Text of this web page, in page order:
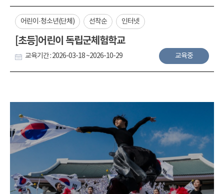
어린이·청소년(단체) 선착순 인터넷
[초등]어린이 독립군체험학교
교육기간 : 2026-03-18 ~2026-10-29 교육중